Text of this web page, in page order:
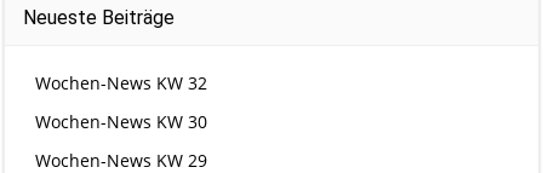
Neueste Beiträge
Wochen-News KW 32
Wochen-News KW 30
Wochen-News KW 29